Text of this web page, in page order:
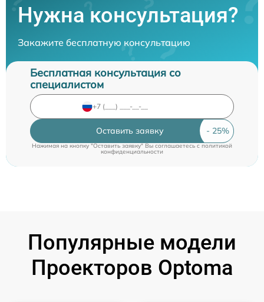
Нужна консультация?
Закажите бесплатную консультацию
Бесплатная консультация со
специалистом
Оставить заявку
Нажимая на кнопку "Оставить заявку" Вы соглашаетесь cполитикой
конфиденциальности
Популярные модели
Проекторов Optoma